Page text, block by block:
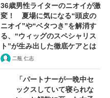
36歳男性ライターのニオイが激
変！ 夏場に気になる“頭皮の
ニオイ”や“ベタつき”を解消す
る、“ウィッグのスペシャリス
ト”が生み出した徹底ケアとは
二瓶 仁志
「パートナーが一晩中セ
ックスしていて寝られな